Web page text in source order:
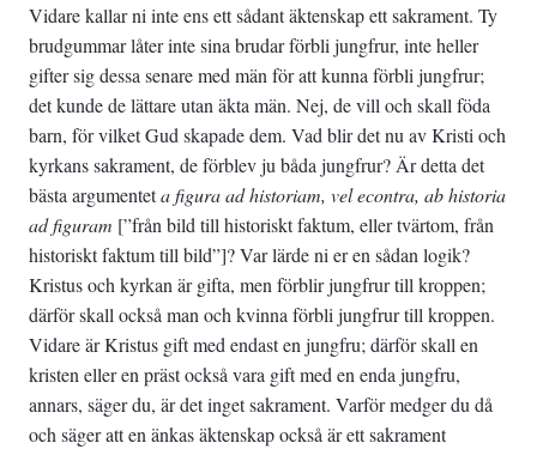
Vidare kallar ni inte ens ett sådant äktenskap ett sakrament. Ty
brudgummar låter inte sina brudar förbli jungfrur, inte heller
gifter sig dessa senare med män för att kunna förbli jungfrur;
det kunde de lättare utan äkta män. Nej, de vill och skall föda
barn, för vilket Gud skapade dem. Vad blir det nu av Kristi och
kyrkans sakrament, de förblev ju båda jungfrur? Är detta det
bästa argumenteta figura ad historiam, vel econtra, ab historia
ad figuram [”från bild till historiskt faktum, eller tvärtom, från
historiskt faktum till bild”]? Var lärde ni er en sådan logik?
Kristus och kyrkan är gifta, men förblir jungfrur till kroppen;
därför skall också man och kvinna förbli jungfrur till kroppen.
Vidare är Kristus gift med endast en jungfru; därför skall en
kristen eller en präst också vara gift med en enda jungfru,
annars, säger du, är det inget sakrament. Varför medger du då
och säger att en änkas äktenskap också är ett sakrament